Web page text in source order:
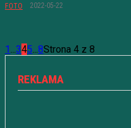
FOTO 2022-05-22
1 345 8Strona 4 z 8
REKLAMA